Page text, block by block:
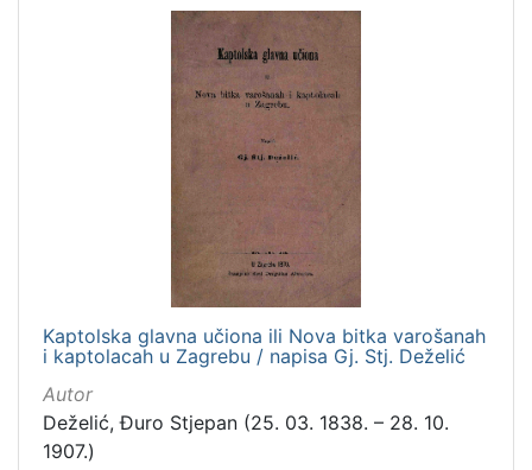
Kaptolska glavna učiona ili Nova bitka varošanah
i kaptolacah u Zagrebu / napisa Gj. Stj. Deželić
Autor
Deželić, Đuro Stjepan (25. 03. 1838. – 28. 10.
1907.)